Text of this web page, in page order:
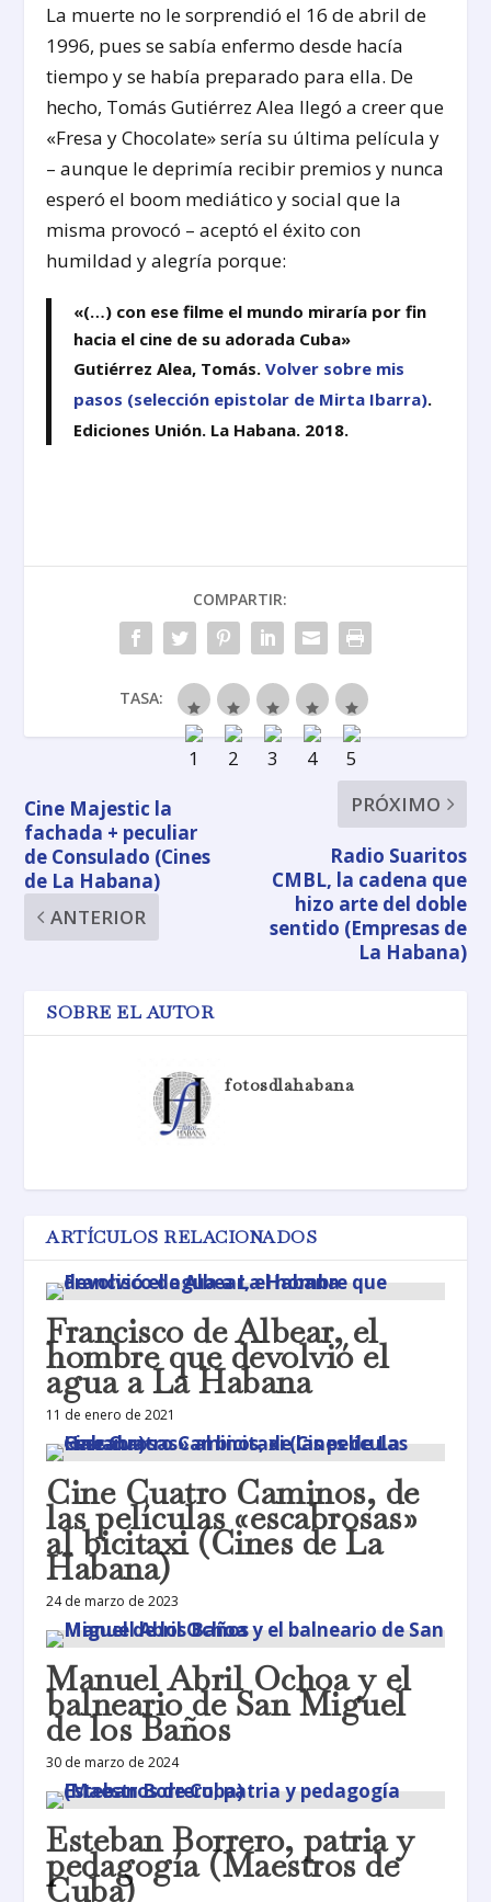
La muerte no le sorprendió el 16 de abril de
1996, pues se sabía enfermo desde hacía
tiempo y se había preparado para ella. De
hecho, Tomás Gutiérrez Alea llegó a creer que
«Fresa y Chocolate» sería su última película y
– aunque le deprimía recibir premios y nunca
esperó el boom mediático y social que la
misma provocó – aceptó el éxito con
humildad y alegría porque:
«(…) con ese filme el mundo miraría por fin
hacia el cine de su adorada Cuba»
Gutiérrez Alea, Tomás.Volver sobre mis
pasos (selección epistolar de Mirta Ibarra).
Ediciones Unión. La Habana. 2018.
COMPARTIR:
TASA:
Cine Majestic la
fachada + peculiar
de Consulado (Cines
de La Habana)
ANTERIOR
PRÓXIMO
Radio Suaritos
CMBL, la cadena que
hizo arte del doble
sentido (Empresas de
La Habana)
SOBRE EL AUTOR
fotosdlahabana
ARTÍCULOS RELACIONADOS
Francisco de Albear, el
hombre que devolvió el
agua a La Habana
11 de enero de 2021
Cine Cuatro Caminos, de
las películas «escabrosas»
al bicitaxi (Cines de La
Habana)
24 de marzo de 2023
Manuel Abril Ochoa y el
balneario de San Miguel
de los Baños
30 de marzo de 2024
Esteban Borrero, patria y
pedagogía (Maestros de
Cuba)